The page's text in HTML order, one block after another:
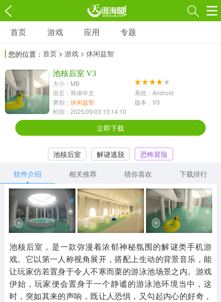
游戏
3697款应用
1597款应用
休闲益智
13387款应用
2196款应用
1072款应用
418款应用
568款应用
音乐舞蹈
269款应用
2716款应用
515款应用
其他
1654款应用
游戏助手
515款应用
MOD游戏
1056款应用
首页 游戏 应用 专题
您的位置： 首页 > 游戏 > 休闲益智
池核后室 V3
大小：MB
语言：简体中文
系统：Android
类别： 休闲益智
版本：V3
时间：2025/09/03 13:14:10
立即下载
池核后室 解谜逃脱
恐怖冒险
软件介绍
相关推荐 猜你喜欢 下载排行
池核后室，是一款弥漫着浓郁神秘氛围的解谜类手机游
戏。它以第一人称视角展开，搭配上生动的背景音乐，能
让玩家仿若置身于令人不寒而栗的游泳池场景之内。游戏
伊始，玩家便会置身于一个静谧的游泳池环境当中，这
时，突如其来的声响，既让人恐惧，又勾起内心的好奇，